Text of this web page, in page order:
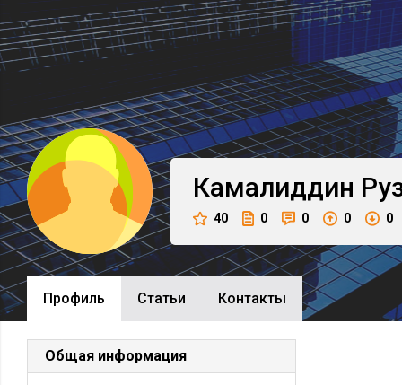
Камалиддин
40 0 0 0 0
Профиль Cтатьи Контакты
Общая информация